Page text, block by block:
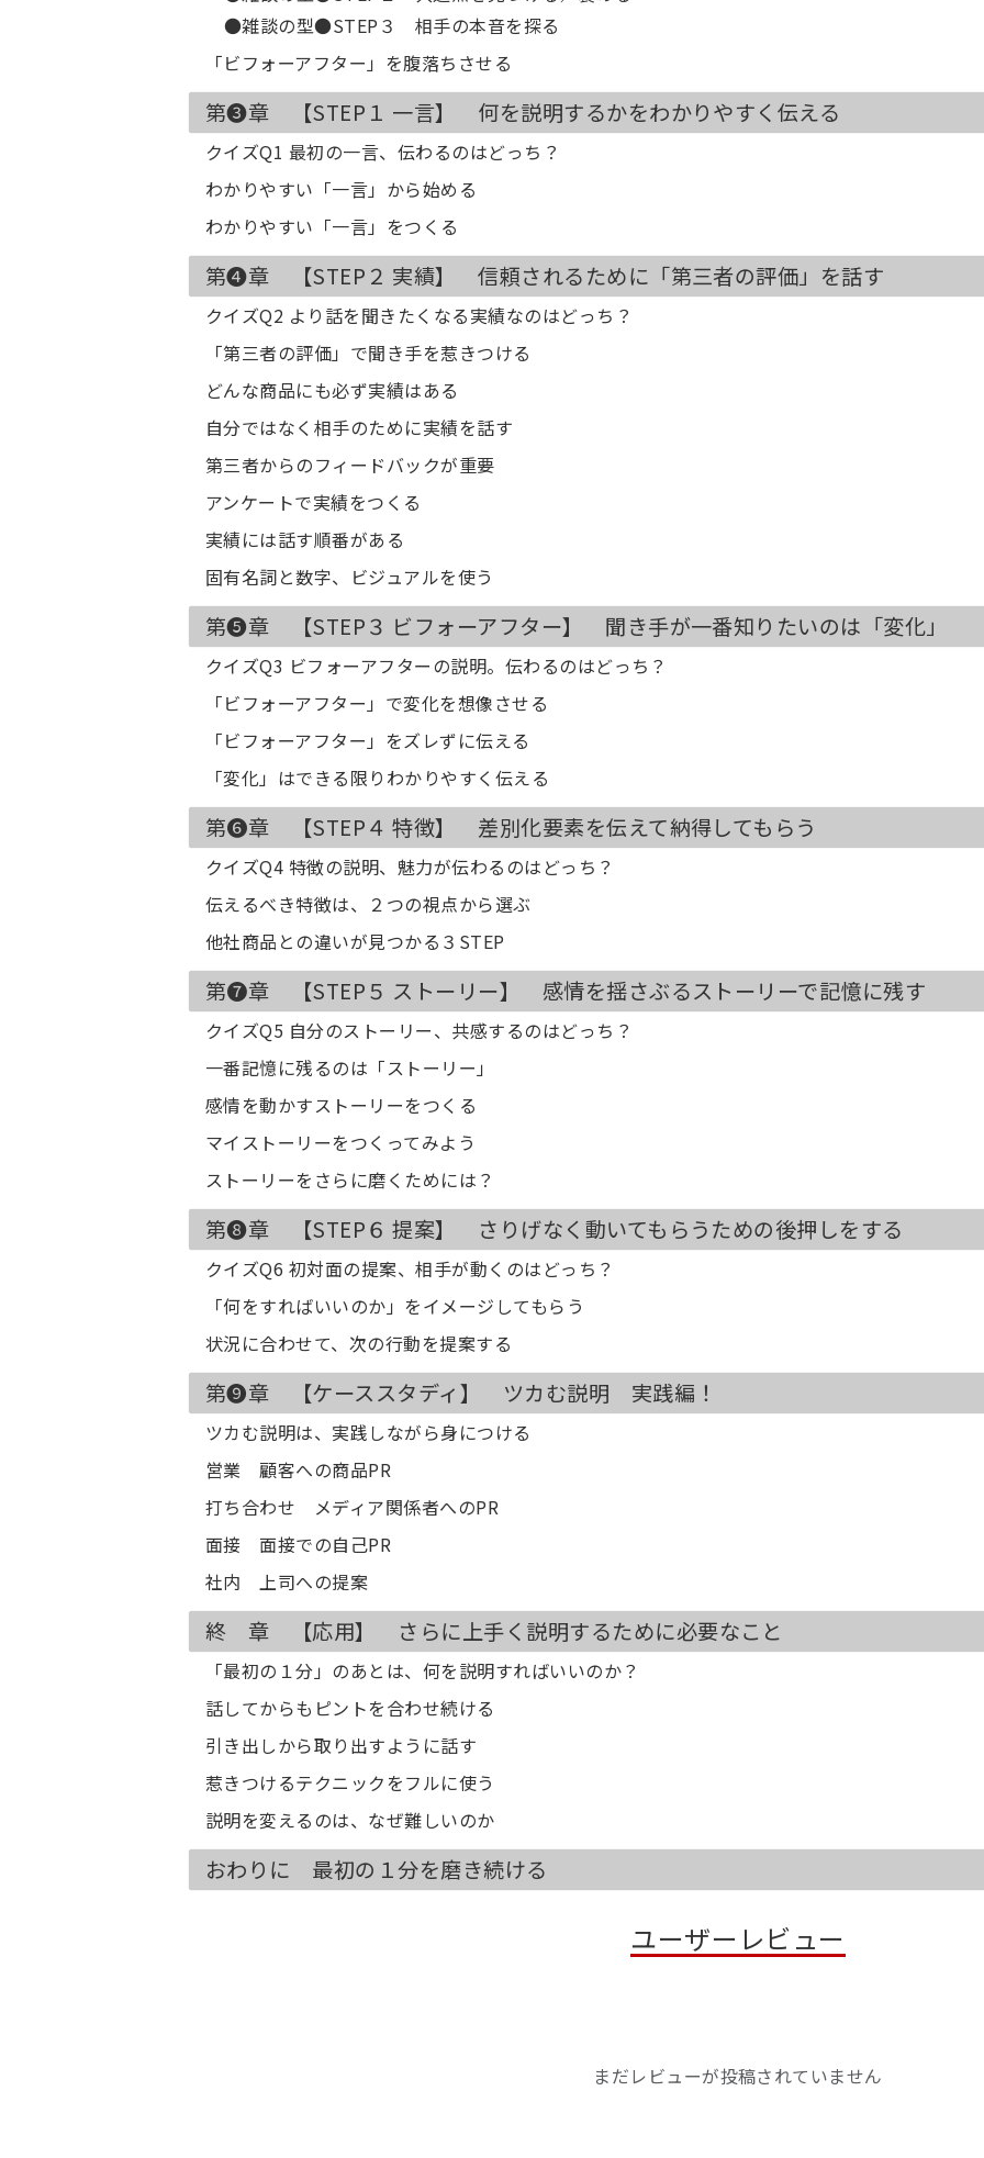
●雑談の型●STEP３ 相手の本音を探る
「ビフォーアフター」を腹落ちさせる
第❸章 【STEP１ 一言】 何を説明するかをわかりやすく伝える
クイズQ1 最初の一言、伝わるのはどっち？
わかりやすい「一言」から始める
わかりやすい「一言」をつくる
第❹章 【STEP２ 実績】 信頼されるために「第三者の評価」を話す
クイズQ2 より話を聞きたくなる実績なのはどっち？
「第三者の評価」で聞き手を惹きつける
どんな商品にも必ず実績はある
自分ではなく相手のために実績を話す
第三者からのフィードバックが重要
アンケートで実績をつくる
実績には話す順番がある
固有名詞と数字、ビジュアルを使う
第❺章 【STEP３ ビフォーアフター】 聞き手が一番知りたいのは「変化」
クイズQ3 ビフォーアフターの説明。伝わるのはどっち？
「ビフォーアフター」で変化を想像させる
「ビフォーアフター」をズレずに伝える
「変化」はできる限りわかりやすく伝える
第❻章 【STEP４ 特徴】 差別化要素を伝えて納得してもらう
クイズQ4 特徴の説明、魅力が伝わるのはどっち？
伝えるべき特徴は、２つの視点から選ぶ
他社商品との違いが見つかる３STEP
第❼章 【STEP５ ストーリー】 感情を揺さぶるストーリーで記憶に残す
クイズQ5 自分のストーリー、共感するのはどっち？
一番記憶に残るのは「ストーリー」
感情を動かすストーリーをつくる
マイストーリーをつくってみよう
ストーリーをさらに磨くためには？
第❽章 【STEP６ 提案】 さりげなく動いてもらうための後押しをする
クイズQ6 初対面の提案、相手が動くのはどっち？
「何をすればいいのか」をイメージしてもらう
状況に合わせて、次の行動を提案する
第❾章 【ケーススタディ】 ツカむ説明 実践編！
ツカむ説明は、実践しながら身につける
営業 顧客への商品PR
打ち合わせ メディア関係者へのPR
面接 面接での自己PR
社内 上司への提案
終 章 【応用】 さらに上手く説明するために必要なこと
「最初の１分」のあとは、何を説明すればいいのか？
話してからもピントを合わせ続ける
引き出しから取り出すように話す
惹きつけるテクニックをフルに使う
説明を変えるのは、なぜ難しいのか
おわりに 最初の１分を磨き続ける
ユーザーレビュー
まだレビューが投稿されていません